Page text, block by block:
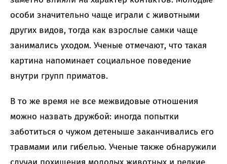
особи значительно чаще играли с животными
других видов, тогда как взрослые самки чаще
занимались уходом. Ученые отмечают, что такая
картина напоминает социальное поведение
внутри групп приматов.
В то же время не все межвидовые отношения
можно назвать дружбой: иногда попытки
заботиться о чужом детеныше заканчивались его
травмами или гибелью. Ученые также обнаружили